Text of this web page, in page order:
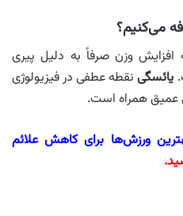
می‌کنیم؟
افزایش وزن صرفاً به دلیل پیری
یائسگینقطه عطفی در فیزیولوژی
عمیق همراه است.
ورزش‌ها برای کاهش علائم